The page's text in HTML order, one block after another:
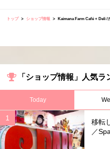
トップ ショップ情報 Kaimana Farm Café + Deli /
「ショップ情報」人気ラ
Today
移転
／